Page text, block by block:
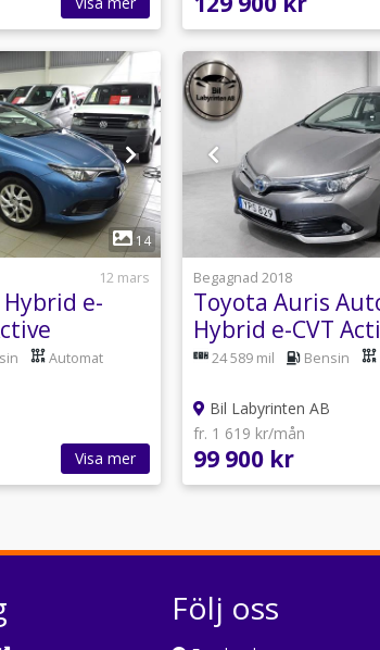
14
12 mars
e-
Automat
Visa mer
1
Begagnad 2018
Toyota Auris
Hybrid e-CVT
24 589 mil Bensin
Bil Labyrinten AB
fr. 1 619 kr/mån
99 900 kr
Följ oss